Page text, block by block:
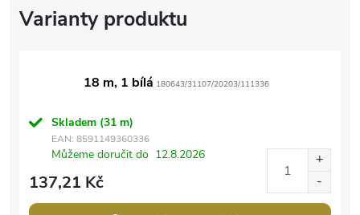
18 m, 1 bílá 180643/31107/20203/111336
Skladem (31 m)
EAN: 8591149360336
Můžeme doručit do 12.8.2026
137,21 Kč